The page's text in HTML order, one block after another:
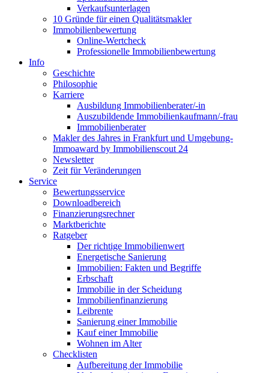
Verkaufsunterlagen
10 Gründe für einen Qualitätsmakler
Immobilienbewertung
Online-Wertcheck
Professionelle Immobilienbewertung
Info
Geschichte
Philosophie
Karriere
Ausbildung Immobilienberater/-in
Auszubildende Immobilienkaufmann/-frau
Immobilienberater
Makler des Jahres in Frankfurt und Umgebung-
Immoaward by Immobilienscout 24
Newsletter
Zeit für Veränderungen
Service
Bewertungsservice
Downloadbereich
Finanzierungsrechner
Marktberichte
Ratgeber
Der richtige Immobilienwert
Energetische Sanierung
Immobilien: Fakten und Begriffe
Erbschaft
Immobilie in der Scheidung
Immobilienfinanzierung
Leibrente
Sanierung einer Immobilie
Kauf einer Immobilie
Wohnen im Alter
Checklisten
Aufbereitung der Immobilie